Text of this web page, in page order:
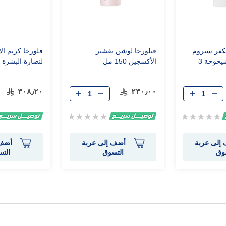
سيروم
للوجه مضاد للشيخوخة 3
Rating:
إلى عربة
فيلورجا لوشن تقشير
الأكسجين 150 مل
٢٣٠٫٠٠
Rating:
أضف إلى عربة
التسوق
فلورجا كريم
لنضارة البشرة 50 مل
٣٠٨٫٢٠